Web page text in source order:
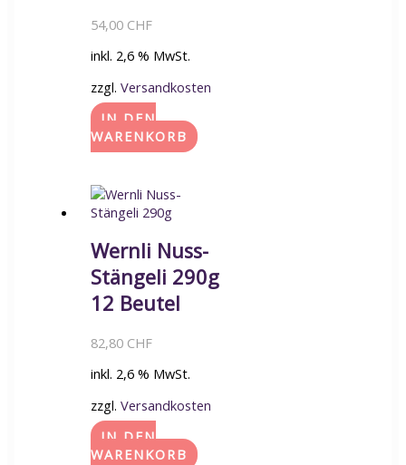
54,00 CHF
inkl. 2,6 % MwSt.
zzgl. Versandkosten
IN DEN
WARENKORB
Wernli Nuss-
Stängeli 290g
12 Beutel
82,80 CHF
inkl. 2,6 % MwSt.
zzgl. Versandkosten
IN DEN
WARENKORB